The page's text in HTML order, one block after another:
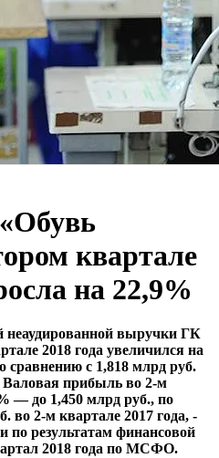
квартале
на 22,9%
неаудированной выручки ГК
2018 года увеличился на
сравнению с 1,818 млрд руб.
Валовая прибыль во 2-м
— до 1,450 млрд руб., по
во 2-м квартале 2017 года, -
по результатам финансовой
2018 года по МСФО.